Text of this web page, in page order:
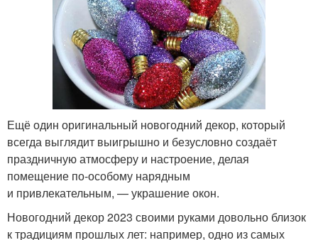
Ещё один оригинальный новогодний декор, который
всегда выглядит выигрышно и безусловно создаёт
праздничную атмосферу и настроение, делая
помещение по‑особому нарядным
и привлекательным, — украшение окон.
Новогодний декор 2023 своими руками довольно близок
к традициям прошлых лет: например, одно из самых